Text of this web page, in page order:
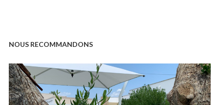
NOUS RECOMMANDONS